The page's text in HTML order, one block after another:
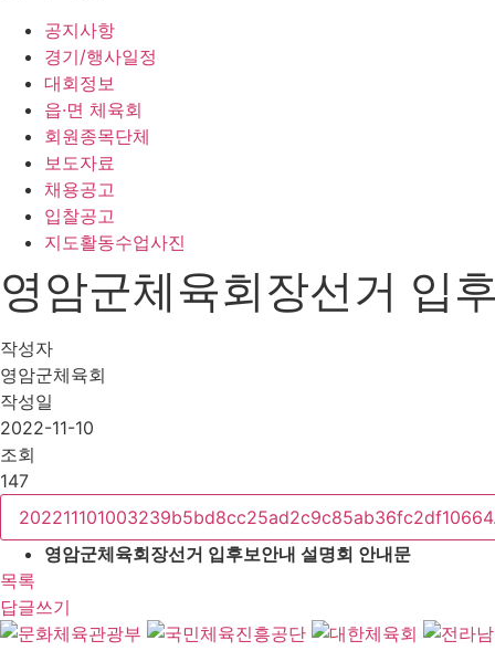
공지사항
경기/행사일정
대회정보
읍·면 체육회
회원종목단체
보도자료
채용공고
입찰공고
지도활동수업사진
영암군체육회장선거 입
작성자
영암군체육회
작성일
2022-11-10
조회
147
영암군체육회장선거 입후보안내 설명회 안내문
목록
답글쓰기